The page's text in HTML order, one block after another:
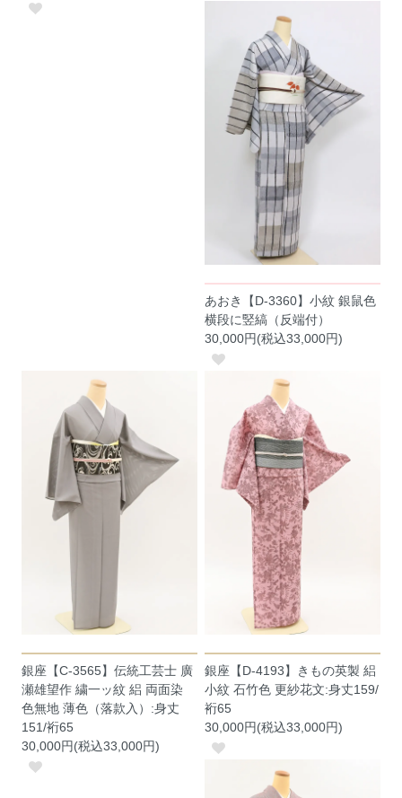
あおき【D-3360】小紋 銀鼠色
横段に竪縞（反端付）
30,000円(税込33,000円)
銀座【C-3565】伝統工芸士 廣
瀬雄望作 繍一ッ紋 絽 両面染
色無地 薄色（落款入）:身丈
151/裄65
30,000円(税込33,000円)
銀座【D-4193】きもの英製 絽
小紋 石竹色 更紗花文:身丈159/
裄65
30,000円(税込33,000円)